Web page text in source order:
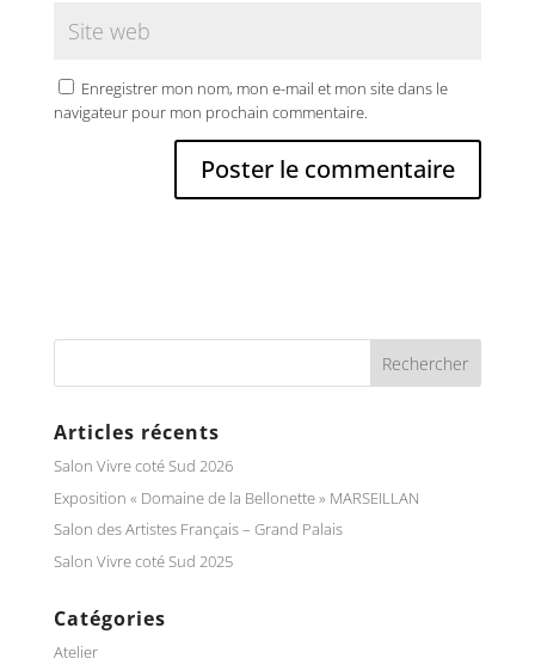
Enregistrer mon nom, mon e-mail et mon site dans le
navigateur pour mon prochain commentaire.
Articles récents
Salon Vivre coté Sud 2026
Exposition « Domaine de la Bellonette » MARSEILLAN
Salon des Artistes Français – Grand Palais
Salon Vivre coté Sud 2025
Catégories
Atelier